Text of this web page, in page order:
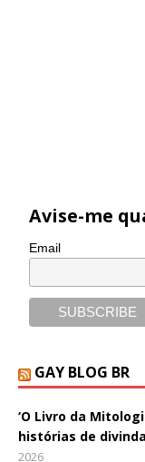
Avise-me
Email
GAY BLOG BR
‘O Livro da
histórias de
2026